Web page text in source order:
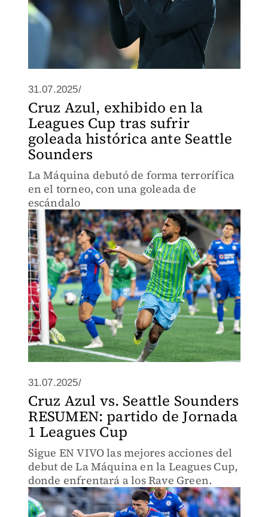
31.07.2025/
Cruz Azul, exhibido en la
Leagues Cup tras sufrir
goleada histórica ante Seattle
Sounders
La Máquina debutó de forma terrorífica
en el torneo, con una goleada de
escándalo
31.07.2025/
Cruz Azul vs. Seattle Sounders
RESUMEN: partido de Jornada
1 Leagues Cup
Sigue EN VIVO las mejores acciones del
debut de La Máquina en la Leagues Cup,
donde enfrentará a los Rave Green.